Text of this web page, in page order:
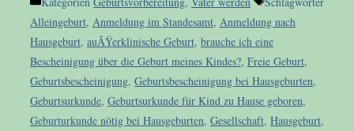
Alleingeburt, Anmeldung im Standesamt, Anmeldung nach
Hausgeburt, auÃŸerklinische Geburt, brauche ich eine
Bescheinigung über die Geburt meines Kindes?, Freie Geburt,
Geburtsbescheinigung, Geburtsbescheinigung bei Hausgeburten,
Geburtsurkunde, Geburtsurkunde für Kind zu Hause geboren,
Geburturkunde nötig bei Hausgeburten, Gesellschaft, Hausgeburt,